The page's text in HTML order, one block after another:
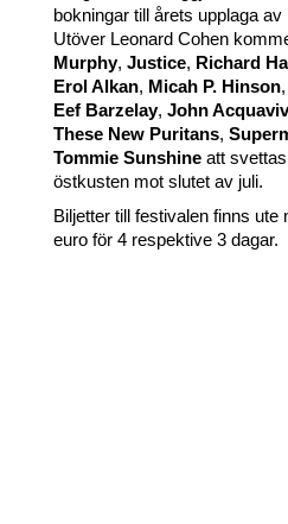
bokningar till årets upplaga
Utöver Leonard Cohen
Murphy, Justice, Richard
Erol Alkan, Micah P. Hinson
Eef Barzelay, John
These New Puritans,
Tommie Sunshine att
östkusten mot slutet av juli.
Biljetter till festivalen finns ute
euro för 4 respektive 3 dagar.